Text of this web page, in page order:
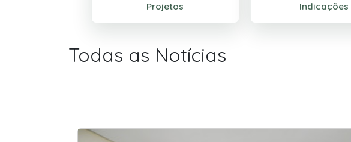
Projetos Indicações
Todas as Notícias